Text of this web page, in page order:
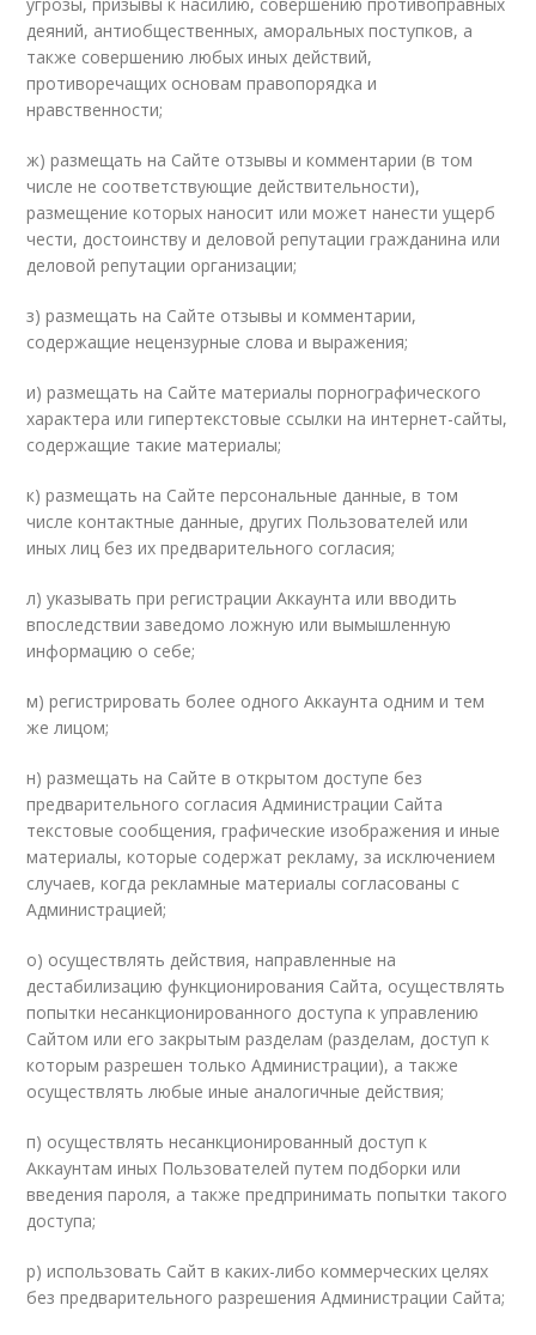
деяний, антиобщественных, аморальных поступков, а
также совершению любых иных действий,
противоречащих основам правопорядка и
нравственности;
ж) размещать на Сайте отзывы и комментарии (в том
числе не соответствующие действительности),
размещение которых наносит или может нанести ущерб
чести, достоинству и деловой репутации гражданина или
деловой репутации организации;
з) размещать на Сайте отзывы и комментарии,
содержащие нецензурные слова и выражения;
и) размещать на Сайте материалы порнографического
характера или гипертекстовые ссылки на интернет-сайты,
содержащие такие материалы;
к) размещать на Сайте персональные данные, в том
числе контактные данные, других Пользователей или
иных лиц без их предварительного согласия;
л) указывать при регистрации Аккаунта или вводить
впоследствии заведомо ложную или вымышленную
информацию о себе;
м) регистрировать более одного Аккаунта одним и тем
же лицом;
н) размещать на Сайте в открытом доступе без
предварительного согласия Администрации Сайта
текстовые сообщения, графические изображения и иные
материалы, которые содержат рекламу, за исключением
случаев, когда рекламные материалы согласованы с
Администрацией;
о) осуществлять действия, направленные на
дестабилизацию функционирования Сайта, осуществлять
попытки несанкционированного доступа к управлению
Сайтом или его закрытым разделам (разделам, доступ к
которым разрешен только Администрации), а также
осуществлять любые иные аналогичные действия;
п) осуществлять несанкционированный доступ к
Аккаунтам иных Пользователей путем подборки или
введения пароля, а также предпринимать попытки такого
доступа;
р) использовать Сайт в каких-либо коммерческих целях
без предварительного разрешения Администрации Сайта;